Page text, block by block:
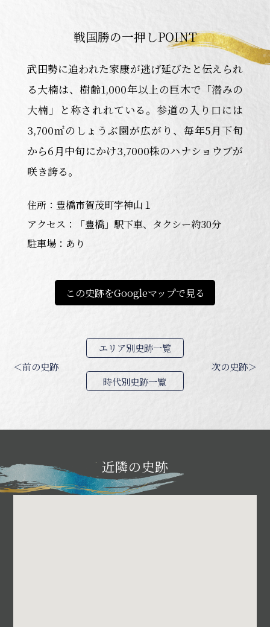
戦国勝の一押しPOINT
武田勢に追われた家康が逃げ延びたと伝えられ
る大楠は、樹齢1,000年以上の巨木で「潜みの
大楠」と称されれている。参道の入り口には
3,700㎡のしょうぶ園が広がり、毎年5月下旬
から6月中旬にかけ3,7000株のハナショウブが
咲き誇る。
住所：豊橋市賀茂町字神山１
アクセス：「豊橋」駅下車、タクシー約30分
駐車場：あり
この史跡をGoogleマップで見る
＜前の史跡 次の史跡＞
エリア別史跡一覧
時代別史跡一覧
近隣の史跡